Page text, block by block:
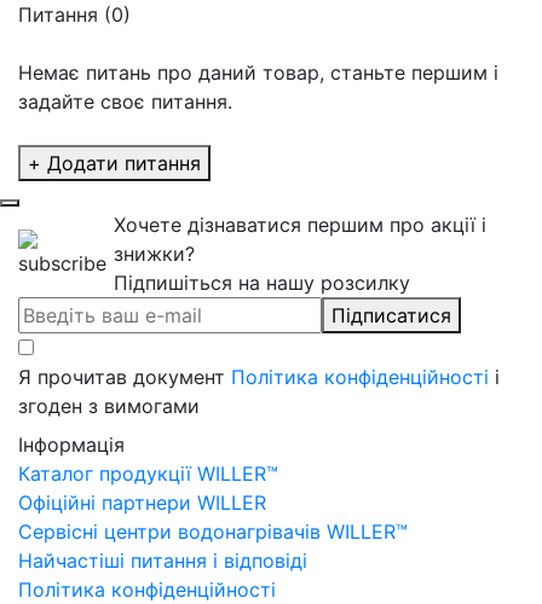
Питання (0)
Немає питань про даний товар, станьте першим і
задайте своє питання.
+ Додати питання
Хочете дізнаватися першим про акції і
знижки?
Підпишіться на нашу розсилку
Підписатися
Я прочитав документ Політика конфіденційності і
згоден з вимогами
Інформація
Каталог продукції WILLER™
Офіційні партнери WILLER
Сервісні центри водонагрівачів WILLER™
Найчастіші питання і відповіді
Політика конфіденційності